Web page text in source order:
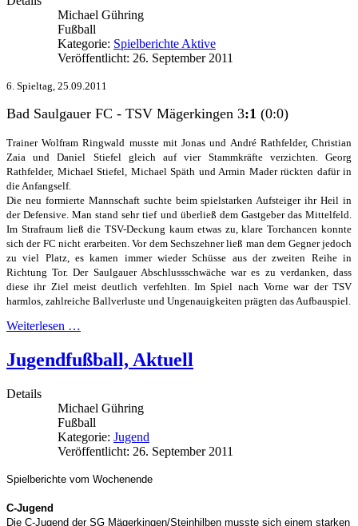
Michael Gühring
Fußball
Kategorie: Spielberichte Aktive
Veröffentlicht: 26. September 2011
6. Spieltag, 25.09.2011
Bad Saulgauer FC - TSV Mägerkingen 3:1 (0:0)
Trainer Wolfram Ringwald musste mit Jonas und André Rathfelder, Christian
Zaia und Daniel Stiefel gleich auf vier Stammkräfte verzichten. Georg
Rathfelder, Michael Stiefel, Michael Späth und Armin Mader rückten dafür in
die Anfangself.
Die neu formierte Mannschaft suchte beim spielstarken Aufsteiger ihr Heil in
der Defensive. Man stand sehr tief und überließ dem Gastgeber das Mittelfeld.
Im Strafraum ließ die TSV-Deckung kaum etwas zu, klare Torchancen konnte
sich der FC nicht erarbeiten. Vor dem Sechszehner ließ man dem Gegner jedoch
zu viel Platz, es kamen immer wieder Schüsse aus der zweiten Reihe in
Richtung Tor. Der Saulgauer Abschlussschwäche war es zu verdanken, dass
diese ihr Ziel meist deutlich verfehlten. Im Spiel nach Vorne war der TSV
harmlos, zahlreiche Ballverluste und Ungenauigkeiten prägten das Aufbauspiel.
Weiterlesen …
Jugendfußball, Aktuell
Details
Michael Gühring
Fußball
Kategorie: Jugend
Veröffentlicht: 26. September 2011
Spielberichte vom Wochenende
C-Jugend
Die C-Jugend der SG Mägerkingen/Steinhilben musste sich einem starken